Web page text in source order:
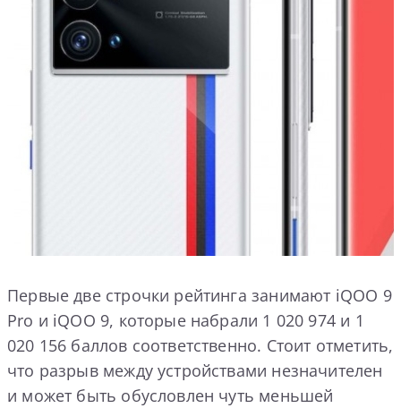
Первые две строчки рейтинга занимают iQOO 9
Pro и iQOO 9, которые набрали 1 020 974 и 1
020 156 баллов соответственно. Стоит отметить,
что разрыв между устройствами незначителен
и может быть обусловлен чуть меньшей